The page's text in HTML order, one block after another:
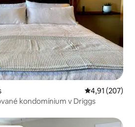
Priemerné
4,91 (207)
kondomínium v Driggs